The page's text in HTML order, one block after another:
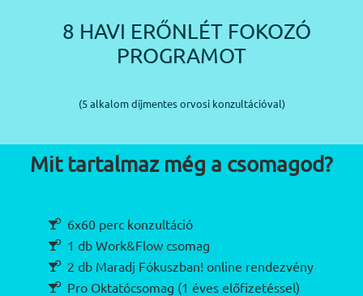
8 HAVI ERŐNLÉT FOKOZÓ
PROGRAMOT
(5 alkalom díjmentes orvosi konzultációval)
Mit tartalmaz még a csomagod?
6x60 perc konzultáció
1 db Work&Flow csomag
2 db Maradj Fókuszban! online rendezvény
Pro Oktatócsomag (1 éves előfizetéssel)